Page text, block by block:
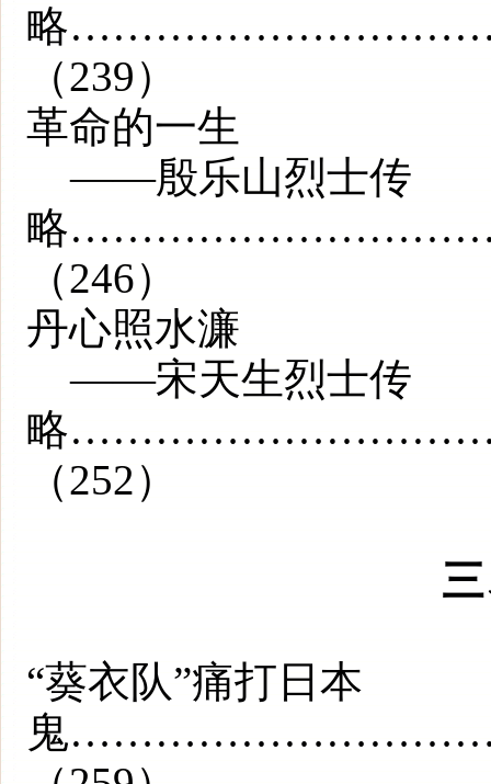
略
（239）
革命的一生
——殷乐山烈士传
略
（246）
丹心照水濂
——宋天生烈士传
略
（252）
“葵衣队”痛打日本
鬼